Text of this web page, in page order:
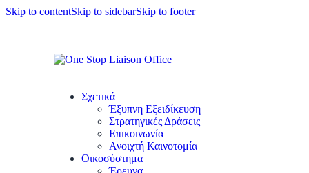
Skip to contentSkip to sidebarSkip to footer
Σχετικά
Έξυπνη Εξειδίκευση
Στρατηγικές Δράσεις
Επικοινωνία
Ανοιχτή Καινοτομία
Οικοσύστημα
Έρευνα